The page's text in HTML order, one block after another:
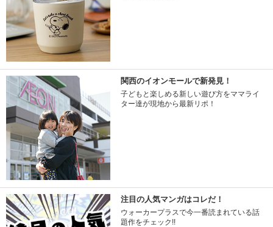
関西のイオンモールで新発見！
子どもと楽しめる新しい遊び方をママライ
ター達が現地から最新リポ！
注目の人気マンガはコレだ！
ウォーカープラスで今一番読まれている話
題作をチェック!!